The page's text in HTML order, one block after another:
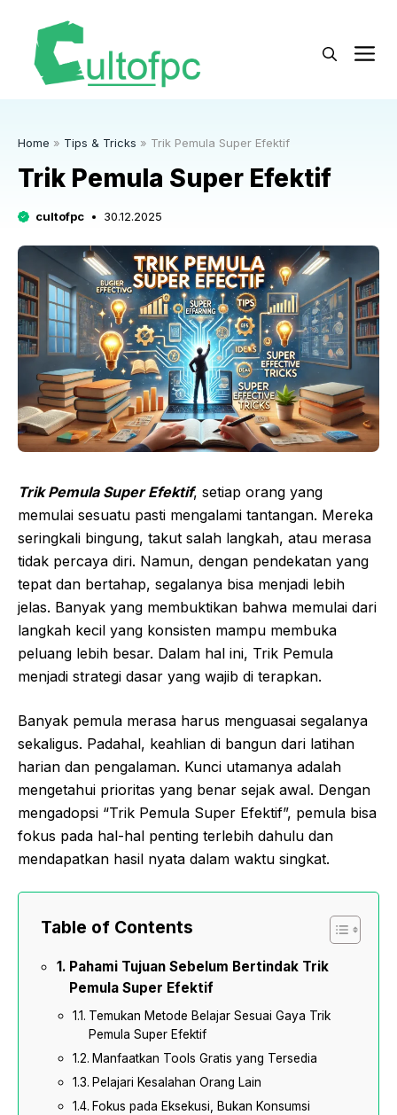
Home » Tips & Tricks » Trik Pemula Super Efektif
Trik Pemula Super Efektif
cultofpc 30.12.2025
Trik Pemula Super Efektif, setiap orang yang
memulai sesuatu pasti mengalami tantangan. Mereka
seringkali bingung, takut salah langkah, atau merasa
tidak percaya diri. Namun, dengan pendekatan yang
tepat dan bertahap, segalanya bisa menjadi lebih
jelas. Banyak yang membuktikan bahwa memulai dari
langkah kecil yang konsisten mampu membuka
peluang lebih besar. Dalam hal ini, Trik Pemula
menjadi strategi dasar yang wajib di terapkan.
Banyak pemula merasa harus menguasai segalanya
sekaligus. Padahal, keahlian di bangun dari latihan
harian dan pengalaman. Kunci utamanya adalah
mengetahui prioritas yang benar sejak awal. Dengan
mengadopsi “Trik Pemula Super Efektif”, pemula bisa
fokus pada hal-hal penting terlebih dahulu dan
mendapatkan hasil nyata dalam waktu singkat.
Table of Contents
Pahami Tujuan Sebelum Bertindak Trik
Pemula Super Efektif
Temukan Metode Belajar Sesuai Gaya Trik
Pemula Super Efektif
Manfaatkan Tools Gratis yang Tersedia
Pelajari Kesalahan Orang Lain
Fokus pada Eksekusi, Bukan Konsumsi